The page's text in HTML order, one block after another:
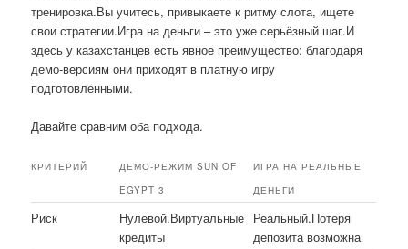
тренировка.Вы учитесь, привыкаете к ритму слота, ищете
свои стратегии.Игра на деньги – это уже серьёзный шаг.И
здесь у казахстанцев есть явное преимущество: благодаря
демо-версиям они приходят в платную игру
подготовленными.
Давайте сравним оба подхода.
КРИТЕРИЙ
ДЕМО-РЕЖИМ SUN OF
EGYPT 3
ИГРА НА РЕАЛЬНЫЕ
ДЕНЬГИ
Риск
Нулевой.Виртуальные
кредиты
Реальный.Потеря
депозита возможна